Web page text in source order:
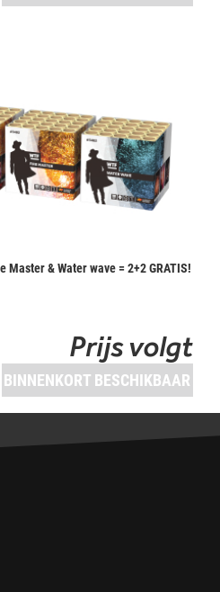
& Water wave = 2+2 GRATIS!
Prijs volgt
BINNENKORT BESCHIKBAAR